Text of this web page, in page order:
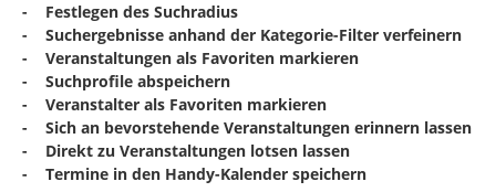
- Festlegen des Suchradius
- Suchergebnisse anhand der Kategorie-Filter verfeinern
- Veranstaltungen als Favoriten markieren
- Suchprofile abspeichern
- Veranstalter als Favoriten markieren
- Sich an bevorstehende Veranstaltungen erinnern lassen
- Direkt zu Veranstaltungen lotsen lassen
- Termine in den Handy-Kalender speichern